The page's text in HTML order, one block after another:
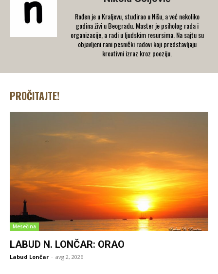
Rođen je u Kraljevu, studirao u Nišu, a već nekoliko
godina živi u Beogradu. Master je psiholog rada i
organizacije, a radi u ljudskim resursima. Na sajtu su
objavljeni rani pesnički radovi koji predstavljaju
kreativni izraz kroz poeziju.
PROČITAJTE!
Mesečina
LABUD N. LONČAR: ORAO
Labud Lončar - avg 2, 2026